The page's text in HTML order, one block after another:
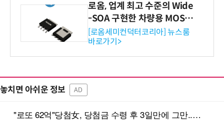
로옴, 업계 최고 수준의 Wide
-SOA 구현한 차량용 MOSF
ET 개발
[로옴세미컨덕터코리아] 뉴스룸
바로가기>
놓치면 아쉬운 정보 AD